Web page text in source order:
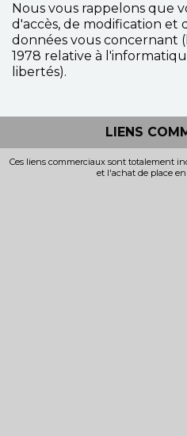
Nous vous rappelons que
d'accès, de modification et
données vous concernant
1978 relative à
libertés).
LIENS
Ces liens commerciaux sont totalement
et l'achat de place